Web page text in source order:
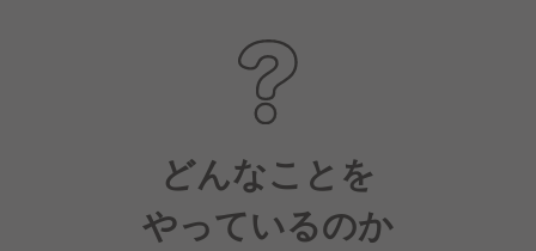
どんなことを
やっているのか